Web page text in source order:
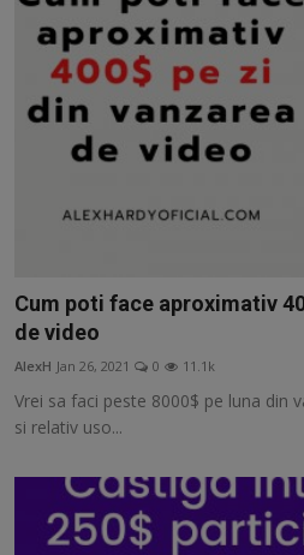
Cum poti face aproximativ
de video
AlexH Jan 26, 2021 0 11.1k
Vrei sa faci peste 8000$ pe luna din
si relativ uso...